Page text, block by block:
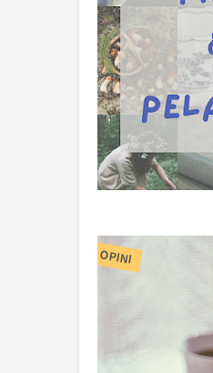
OPINI